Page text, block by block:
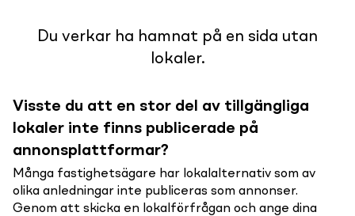
Du verkar ha hamnat på en sida utan
lokaler.
Visste du att en stor del av tillgängliga
lokaler inte finns publicerade på
annonsplattformar?
Många fastighetsägare har lokalalternativ som av
olika anledningar inte publiceras som annonser.
Genom att skicka en lokalförfrågan och ange dina